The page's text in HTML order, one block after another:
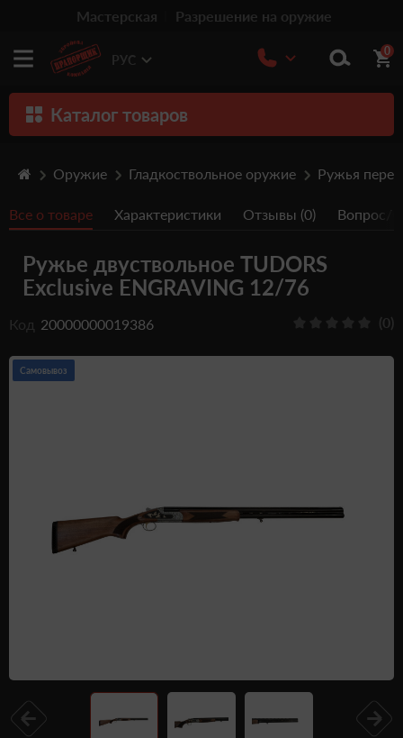
Мастерская Разрешение на оружие
РУС
0
Каталог товаров
Травматическое оружие
Пистолеты
Оптика
Тюнинг
Аксессуары
Подарочные Сертификати
Оружие Гладкоствольное оружие Ружья
Все о товаре Характеристики Отзывы (0) Вопрос/
Ружье двуствольное TUDORS
Exclusive ENGRAVING 12/76
Код 20000000019386 (0)
Самовывоз